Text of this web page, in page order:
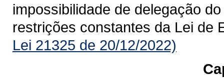
impossibilidade de delegação
restrições constantes da Lei de
Lei 21325 de 20/12/2022)